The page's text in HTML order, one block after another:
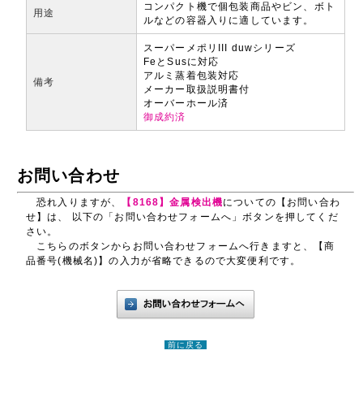
用途
コンパクト機で個包装商品やビン、ボト
ルなどの容器入りに適しています。
備考
スーパーメポリIII duwシリーズ
FeとSusに対応
アルミ蒸着包装対応
メーカー取扱説明書付
オーバーホール済
御成約済
お問い合わせ
恐れ入りますが、 【8168】金属検出機についての【お問い合わ
せ】は、 以下の「お問い合わせフォームへ」ボタンを押してくだ
さい。
こちらのボタンからお問い合わせフォームへ行きますと、【商
品番号(機械名)】の入力が省略できるので大変便利です。
前に戻る